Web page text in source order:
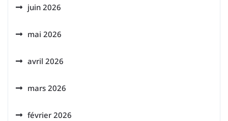
juin 2026
mai 2026
avril 2026
mars 2026
février 2026